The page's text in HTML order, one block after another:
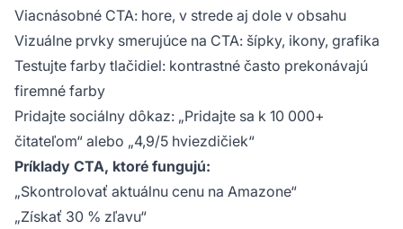
Viacnásobné CTA: hore, v strede aj dole v obsahu
Vizuálne prvky smerujúce na CTA: šípky, ikony, grafika
Testujte farby tlačidiel: kontrastné často prekonávajú
firemné farby
Pridajte sociálny dôkaz: „Pridajte sa k 10 000+
čitateľom“ alebo „4,9/5 hviezdičiek“
Príklady CTA, ktoré fungujú:
„Skontrolovať aktuálnu cenu na Amazone“
„Získať 30 % zľavu“